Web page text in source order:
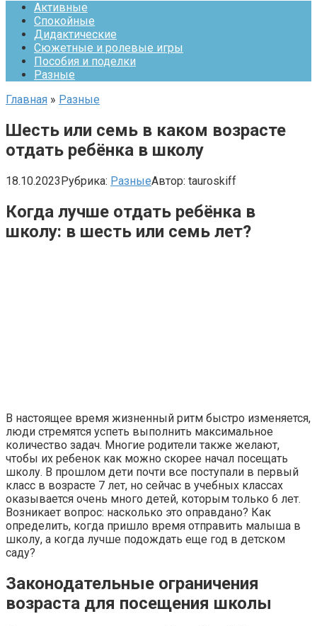
Активные
Спокойные
Дидактические
Сюжетные и ролевые игры
Пособия и поделки
Разные
Главная » Разные
Шесть или семь в каком возрасте
отдать ребёнка в школу
18.10.2023Рубрика: РазныеАвтор: tauroskiff
Когда лучше отдать ребёнка в
школу: в шесть или семь лет?
В настоящее время жизненный ритм быстро изменяется,
люди стремятся успеть выполнить максимальное
количество задач. Многие родители также желают,
чтобы их ребенок как можно скорее начал посещать
школу. В прошлом дети почти все поступали в первый
класс в возрасте 7 лет, но сейчас в учебных классах
оказывается очень много детей, которым только 6 лет.
Возникает вопрос: насколько это оправдано? Как
определить, когда пришло время отправить малыша в
школу, а когда лучше подождать еще год в детском
саду?
Законодательные ограничения
возраста для посещения школы